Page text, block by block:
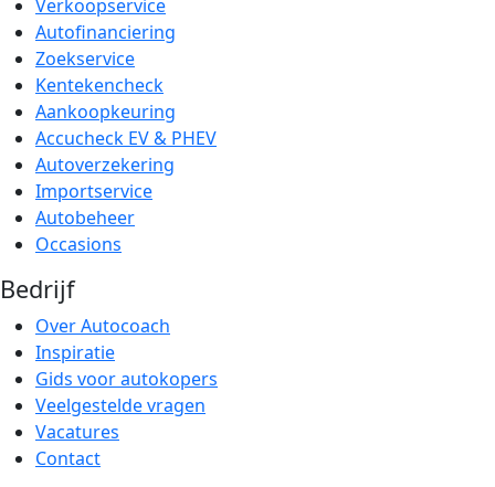
Verkoopservice
Autofinanciering
Zoekservice
Kentekencheck
Aankoopkeuring
Accucheck EV & PHEV
Autoverzekering
Importservice
Autobeheer
Occasions
Bedrijf
Over Autocoach
Inspiratie
Gids voor autokopers
Veelgestelde vragen
Vacatures
Contact